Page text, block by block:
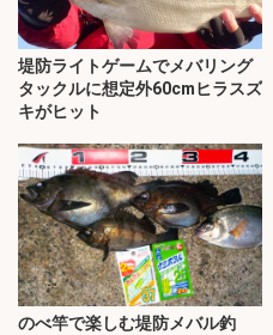
堤防ライトゲームでメバリング
タックルに想定外60cmヒラスズ
キがヒット
のべ竿で楽しむ堤防メバル釣